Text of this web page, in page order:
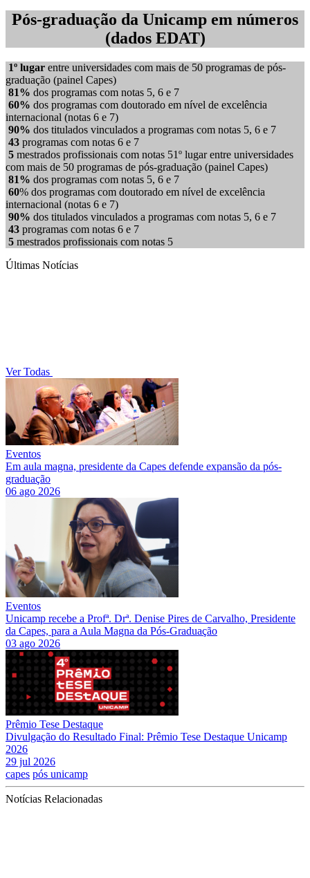
Pós-graduação da Unicamp em números
(dados EDAT)
1º lugar entre universidades com mais de 50 programas de pós-
graduação (painel Capes)
81% dos programas com notas 5, 6 e 7
60% dos programas com doutorado em nível de excelência
internacional (notas 6 e 7)
90% dos titulados vinculados a programas com notas 5, 6 e 7
43 programas com notas 6 e 7
5 mestrados profissionais com notas 51º lugar entre universidades
com mais de 50 programas de pós-graduação (painel Capes)
81% dos programas com notas 5, 6 e 7
60% dos programas com doutorado em nível de excelência
internacional (notas 6 e 7)
90% dos titulados vinculados a programas com notas 5, 6 e 7
43 programas com notas 6 e 7
5 mestrados profissionais com notas 5
Últimas Notícias
Ver Todas
Eventos
Em aula magna, presidente da Capes defende expansão da pós-
graduação
06 ago 2026
Eventos
Unicamp recebe a Profª. Drª. Denise Pires de Carvalho, Presidente
da Capes, para a Aula Magna da Pós-Graduação
03 ago 2026
Prêmio Tese Destaque
Divulgação do Resultado Final: Prêmio Tese Destaque Unicamp
2026
29 jul 2026
capes pós unicamp
Notícias Relacionadas